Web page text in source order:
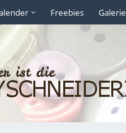
Freebies Galerie